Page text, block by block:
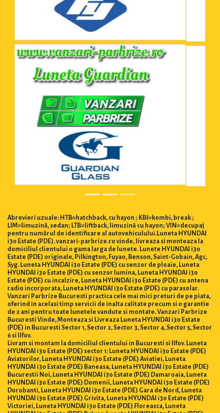
Abrevieri uzuale: HTB=hatchback, cu hayon ; KBI=kombi, break ;
LIM=limuzină, sedan; LTB=liftback, limuzină cu hayon; VIN=decupaj
pentru numărul de identificare al autovehiculului.Luneta HYUNDAI
i30 Estate (PDE). vanzari-parbrize.ro vinde, livreaza si monteaza la
domiciliul clientului o gama larga de lunete. Lunete HYUNDAI i30
Estate (PDE) originale, Pilkington, Fuyao, Benson, Saint-Gobain, Agc,
Syg. Luneta HYUNDAI i30 Estate (PDE) cu senzor de ploaie, Luneta
HYUNDAI i30 Estate (PDE) cu senzor lumina, Luneta HYUNDAI i30
Estate (PDE) cu incalzire, Luneta HYUNDAI i30 Estate (PDE) cu antena
radio incorporata, Luneta HYUNDAI i30 Estate (PDE) cu parasolar.
Vanzari Parbrize Bucuresti practica cele mai mici preturi de pe piata,
oferind in acelasi timp servicii de inalta calitate precum si o garantie
de 2 ani pentru toate lunetele vandute si montate. Vanzari Parbrize
Bucuresti Vinde, Monteaza si Livreaza Luneta HYUNDAI i30 Estate
(PDE) in Bucuresti Sector 1, Sector 2, Sector 3, Sector 4, Sector 5, Sector
6 si Ilfov.
Livram si montam la domiciliul clientului in Bucuresti si Ilfov. Luneta
HYUNDAI i30 Estate (PDE) sector 1: Luneta HYUNDAI i30 Estate (PDE)
Aviatorilor, Luneta HYUNDAI i30 Estate (PDE) Aviatiei, Luneta
HYUNDAI i30 Estate (PDE) Baneasa, Luneta HYUNDAI i30 Estate (PDE)
Bucurestii Noi, Luneta HYUNDAI i30 Estate (PDE) Damaroaia, Luneta
HYUNDAI i30 Estate (PDE) Domenii, Luneta HYUNDAI i30 Estate (PDE)
Dorobanti, Luneta HYUNDAI i30 Estate (PDE) Gara de Nord, Luneta
HYUNDAI i30 Estate (PDE) Grivita, Luneta HYUNDAI i30 Estate (PDE)
Victoriei, Luneta HYUNDAI i30 Estate (PDE) Floreasca, Luneta